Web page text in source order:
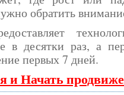
обратить
в десятки раз, а
первых 7 дней.
и Начать